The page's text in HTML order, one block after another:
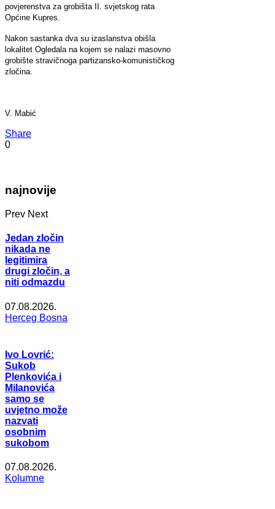
povjerenstva za grobišta II. svjetskog rata
Općine Kupres.
Nakon sastanka dva su izaslanstva obišla
lokalitet Ogledala na kojem se nalazi masovno
grobište stravičnoga partizansko-komunističkog
zločina.
V. Mabić
Share
0
najnovije
Prev Next
Jedan zločin
nikada ne
legitimira
drugi zločin, a
niti odmazdu
07.08.2026.
Herceg Bosna
Ivo Lovrić:
Sukob
Plenkovića i
Milanovića
samo se
uvjetno može
nazvati
osobnim
sukobom
07.08.2026.
Kolumne